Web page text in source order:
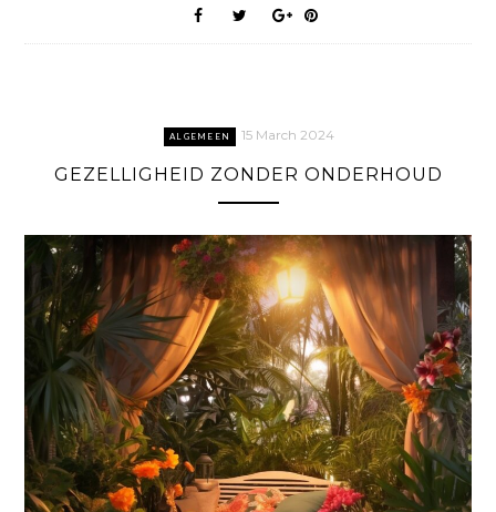
ALGEMEEN 15 March 2024
GEZELLIGHEID ZONDER ONDERHOUD